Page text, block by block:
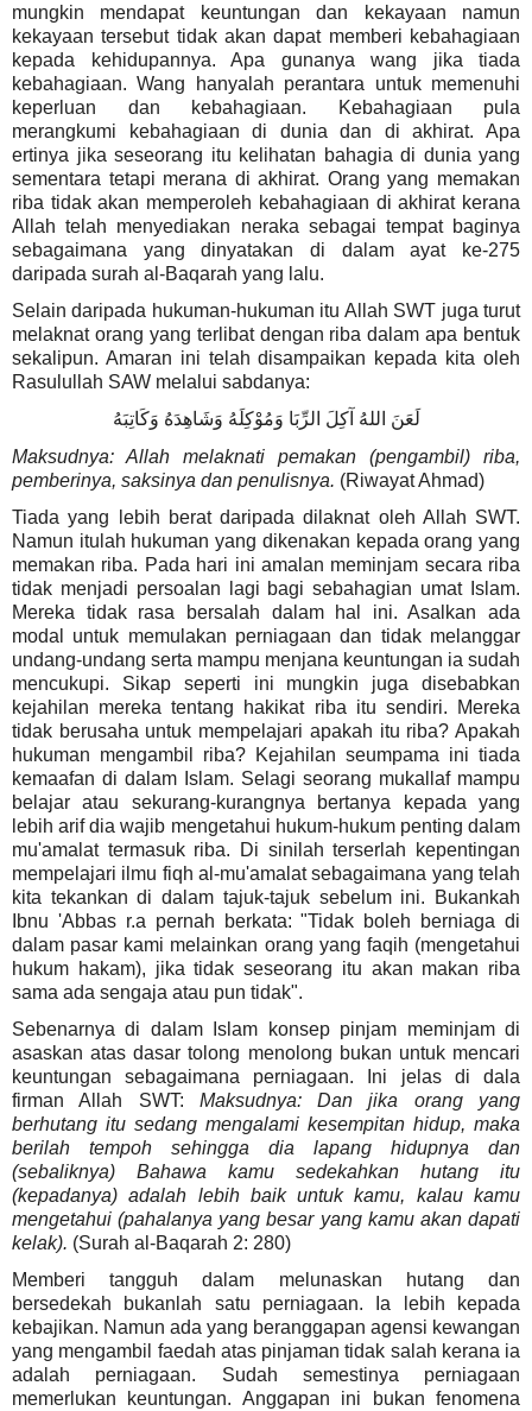
mungkin mendapat keuntungan dan kekayaan namun
kekayaan tersebut tidak akan dapat memberi kebahagiaan
kepada kehidupannya. Apa gunanya wang jika tiada
kebahagiaan. Wang hanyalah perantara untuk memenuhi
keperluan dan kebahagiaan. Kebahagiaan pula
merangkumi
kebahagiaan di dunia dan di akhirat. Apa
ertinya jika seseorang itu kelihatan bahagia di dunia yang
sementara tetapi merana di akhirat. Orang yang memakan
riba tidak akan memperoleh kebahagiaan di akhirat kerana
Allah telah menyediakan neraka sebagai tempat baginya
sebagaimana yang dinyatakan di dalam ayat ke-275
daripada surah al-Baqarah yang lalu.
Selain daripada hukuman-hukuman itu Allah SWT juga turut
melaknat orang yang terlibat dengan riba dalam apa bentuk
sekalipun. Amaran ini telah disampaikan kepada kita oleh
Rasulullah SAW melalui sabdanya:
لَعَنَ اللهُ آكِلَ الرِّبَا وَمُوْكِلَهُ وَشَاهِدَهُ وَكَاتِبَهُ
Maksudnya: Allah melaknati pemakan (pengambil) riba,
pemberinya, saksinya dan penulisnya. (Riwayat Ahmad)
Tiada yang lebih berat daripada dilaknat oleh Allah SWT.
Namun itulah hukuman yang dikenakan kepada orang yang
memakan riba. Pada hari ini amalan meminjam secara riba
tidak menjadi persoalan lagi bagi sebahagian umat Islam.
Mereka tidak rasa bersalah dalam hal ini. Asalkan ada
modal untuk memulakan perniagaan dan tidak melanggar
undang-undang serta mampu menjana keuntungan ia sudah
mencukupi. Sikap seperti ini mungkin juga disebabkan
kejahilan mereka tentang hakikat riba itu sendiri. Mereka
tidak berusaha untuk mempelajari apakah itu riba? Apakah
hukuman mengambil riba? Kejahilan seumpama ini tiada
kemaafan di dalam Islam. Selagi seorang mukallaf mampu
belajar atau sekurang-kurangnya bertanya kepada yang
lebih arif dia wajib mengetahui hukum-hukum penting dalam
mu'amalat termasuk riba. Di sinilah terserlah kepentingan
mempelajari ilmu fiqh al-mu'amalat sebagaimana yang telah
kita tekankan di dalam tajuk-tajuk sebelum ini. Bukankah
Ibnu 'Abbas r.a pernah berkata: "Tidak boleh berniaga di
dalam pasar kami melainkan orang yang faqih (mengetahui
hukum hakam), jika tidak seseorang itu akan makan riba
sama ada sengaja atau pun tidak".
Sebenarnya di dalam Islam konsep pinjam meminjam di
asaskan atas dasar tolong menolong bukan untuk mencari
keuntungan sebagaimana perniagaan. Ini jelas di dala
firman Allah SWT: Maksudnya: Dan jika orang yang
berhutang itu sedang mengalami kesempitan hidup, maka
berilah tempoh sehingga dia lapang hidupnya dan
(sebaliknya) Bahawa kamu sedekahkan hutang itu
(kepadanya) adalah lebih baik untuk kamu, kalau kamu
mengetahui (pahalanya yang besar yang kamu akan dapati
kelak). (Surah al-Baqarah 2: 280)
Memberi tangguh dalam melunaskan hutang dan
bersedekah bukanlah satu perniagaan. Ia lebih kepada
kebajikan. Namun ada yang beranggapan agensi kewangan
yang mengambil faedah atas pinjaman tidak salah kerana ia
adalah perniagaan. Sudah semestinya perniagaan
memerlukan keuntungan. Anggapan ini bukan fenomena